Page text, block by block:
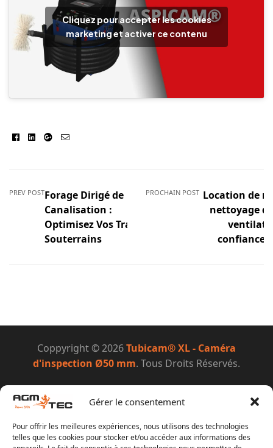
Gérer le consentement
Pour offrir les meilleures expériences, nous utilisons des technologies
telles que les cookies pour stocker et/ou accéder aux informations des
Cliquez pour accepter les cookies
marketing et activer ce contenu
FacebookLinkedinGoogle+
E-
PREV POSTForage Dirigé de
Canalisation :
Optimisez Vos Travaux
Souterrains
PROCHAIN POST Location de
nettoyage
confiance
Coppyright © 2026Tubicam® XL - Caméra
d'inspection Ø50 mm. Tous Droits Réservés.